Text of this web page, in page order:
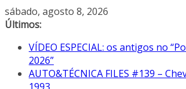
Pular
para
conteúdo
sábado, agosto 8, 2026
Últimos:
VÍDEO ESPECIAL: os antigos no
2026”
AUTO&TÉCNICA FILES #139 –